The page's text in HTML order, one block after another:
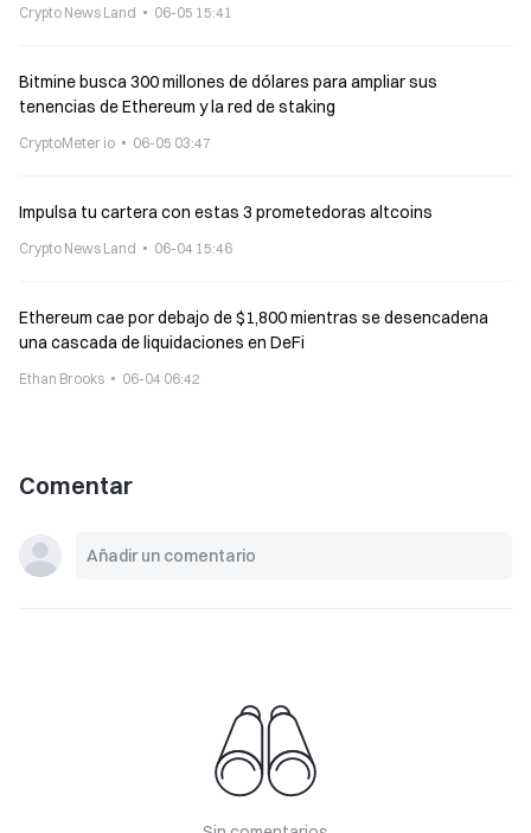
Crypto News Land 06-05 15:41
Bitmine busca 300 millones de dólares para ampliar sus
tenencias de Ethereum y la red de staking
CryptoMeter io 06-05 03:47
Impulsa tu cartera con estas 3 prometedoras altcoins
Crypto News Land 06-04 15:46
Ethereum cae por debajo de $1,800 mientras se desencadena
una cascada de liquidaciones en DeFi
Ethan Brooks 06-04 06:42
Comentar